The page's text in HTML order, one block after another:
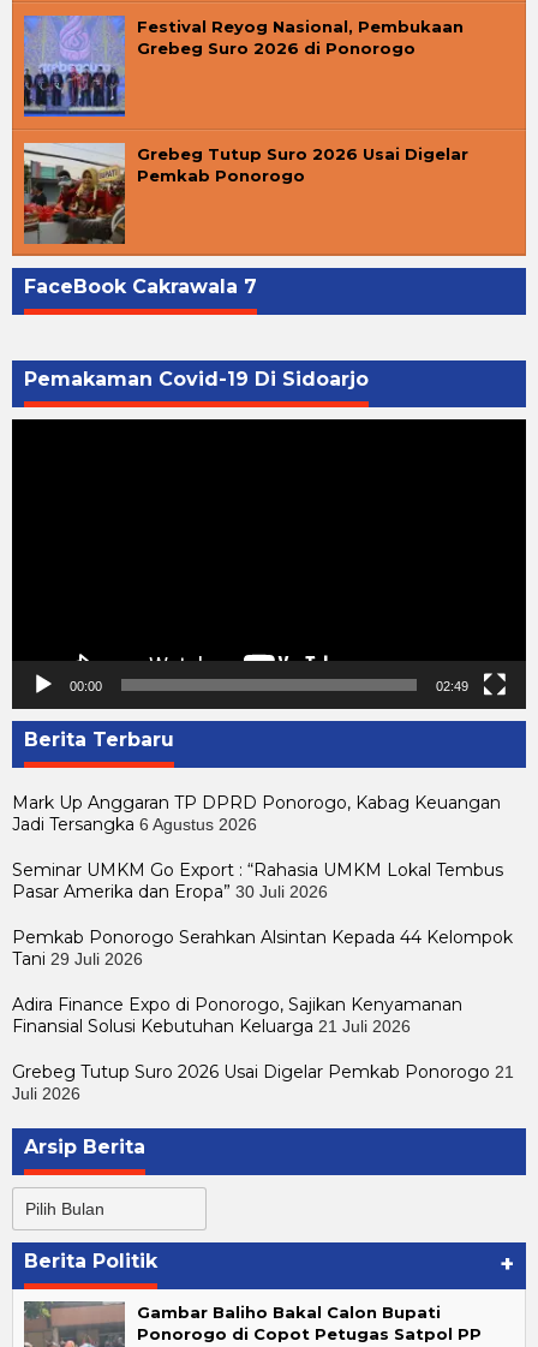
Festival Reyog Nasional, Pembukaan
Grebeg Suro 2026 di Ponorogo
Grebeg Tutup Suro 2026 Usai Digelar
Pemkab Ponorogo
FaceBook Cakrawala 7
Pemakaman Covid-19 Di Sidoarjo
00:00 02:49
Berita Terbaru
Mark Up Anggaran TP DPRD Ponorogo, Kabag Keuangan
Jadi Tersangka 6 Agustus 2026
Seminar UMKM Go Export : “Rahasia UMKM Lokal Tembus
Pasar Amerika dan Eropa” 30 Juli 2026
Pemkab Ponorogo Serahkan Alsintan Kepada 44 Kelompok
Tani 29 Juli 2026
Adira Finance Expo di Ponorogo, Sajikan Kenyamanan
Finansial Solusi Kebutuhan Keluarga 21 Juli 2026
Grebeg Tutup Suro 2026 Usai Digelar Pemkab Ponorogo 21
Juli 2026
Arsip Berita
Berita
Berita Politik +
Gambar Baliho Bakal Calon Bupati
Ponorogo di Copot Petugas Satpol PP